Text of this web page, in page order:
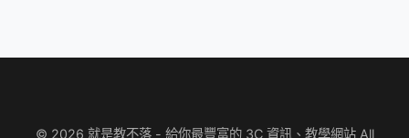
© 2026 就是教不落 - 給你最豐富的 3C 資訊、教學網站 All